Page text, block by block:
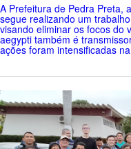
A Prefeitura de Pedra Preta,
segue realizando um
visando eliminar os focos do
aegypti também é
ações foram intensificadas